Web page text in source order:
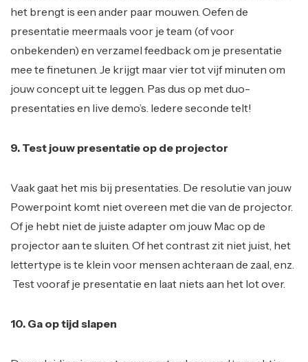
het brengt is een ander paar mouwen. Oefen de
presentatie meermaals voor je team (of voor
onbekenden) en verzamel feedback om je presentatie
mee te finetunen. Je krijgt maar vier tot vijf minuten om
jouw concept uit te leggen. Pas dus op met duo-
presentaties en live demo’s. Iedere seconde telt!
9. Test jouw presentatie op de projector
Vaak gaat het mis bij presentaties. De resolutie van jouw
Powerpoint komt niet overeen met die van de projector.
Of je hebt niet de juiste adapter om jouw Mac op de
projector aan te sluiten. Of het contrast zit niet juist, het
lettertype is te klein voor mensen achteraan de zaal, enz.
Test vooraf je presentatie en laat niets aan het lot over.
10. Ga op tijd slapen